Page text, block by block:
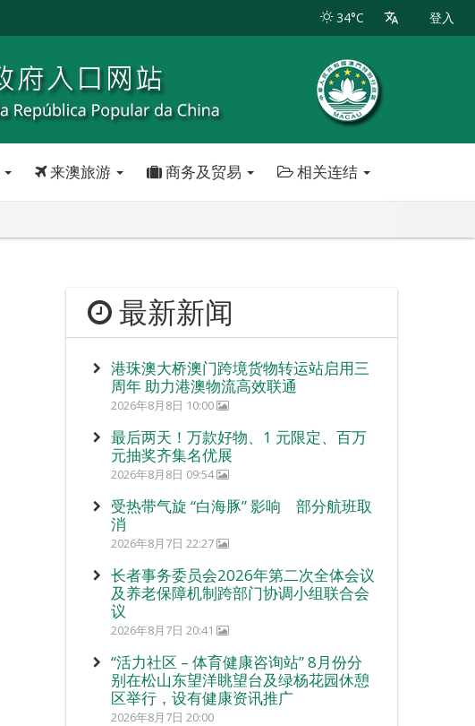
34°C 登入
来澳旅游 商务及贸易 相关连结
最新新闻
港珠澳大桥澳门跨境货物转运站启用三
周年 助力港澳物流高效联通
2026年8月8日 10:00
最后两天！万款好物、1 元限定、百万
元抽奖齐集名优展
2026年8月8日 09:54
受热带气旋 “白海豚” 影响 部分航班取
消
2026年8月7日 22:27
长者事务委员会2026年第二次全体会议
及养老保障机制跨部门协调小组联合会
议
2026年8月7日 20:41
“活力社区 – 体育健康咨询站” 8月份分
别在松山东望洋眺望台及绿杨花园休憩
区举行，设有健康资讯推广
2026年8月7日 20:00